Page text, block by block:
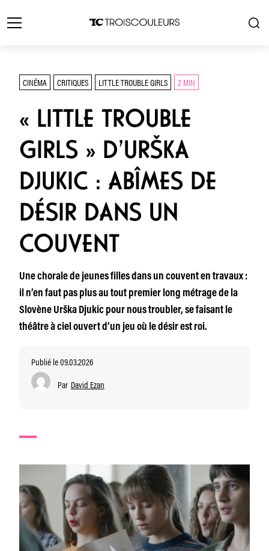
CINÉMA CRITIQUES LITTLE TROUBLE GIRLS 2 MIN
« LITTLE TROUBLE
GIRLS » D’URŠKA
DJUKIC : ABÎMES DE
DÉSIR DANS UN
COUVENT
Une chorale de jeunes filles dans un couvent en travaux :
il n’en faut pas plus au tout premier long métrage de la
Slovène Urška Djukic pour nous troubler, se faisant le
théâtre à ciel ouvert d’un jeu où le désir est roi.
Publié le 09.03.2026
Par David Ezan